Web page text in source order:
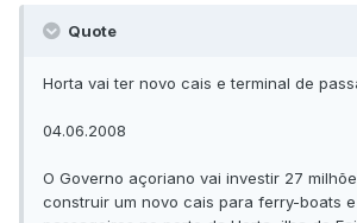
Quote
Horta vai ter novo cais e terminal de
04.06.2008
O Governo açoriano vai investir 27
construir um novo cais para ferry-boats